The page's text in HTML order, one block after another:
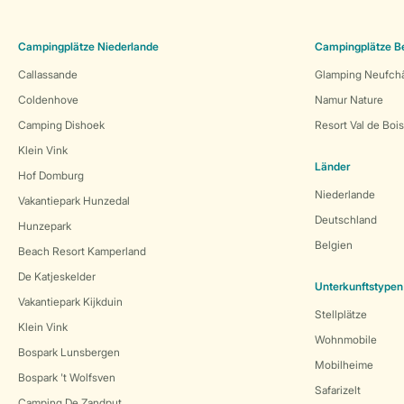
Campingplätze Niederlande
Callassande
Coldenhove
Camping Dishoek
Klein Vink
Hof Domburg
Vakantiepark Hunzedal
Hunzepark
Beach Resort Kamperland
De Katjeskelder
Vakantiepark Kijkduin
Klein Vink
Bospark Lunsbergen
Bospark 't Wolfsven
Campingplätze
Glamping
Namur Nature
Resort Val de
Länder
Niederlande
Deutschland
Belgien
Unterkunftstypen
Stellplätze
Wohnmobile
Mobilheime
Safarizelt